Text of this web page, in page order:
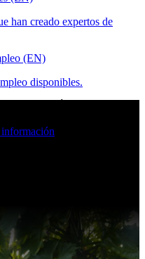
han creado expertos de
(EN)
disponibles.